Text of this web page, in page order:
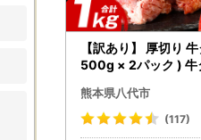
【訳あり】 厚切り
500g × 2パック ) 牛
熊本県八代市
(117)